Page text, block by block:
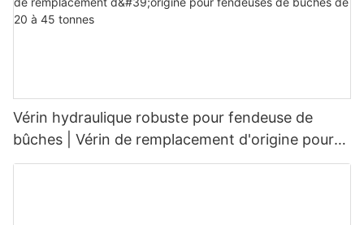
Vérin hydraulique robuste pour fendeuse de
bûches | Vérin de remplacement d'origine pour
fendeuses de bûches de 20 à 45 tonnes